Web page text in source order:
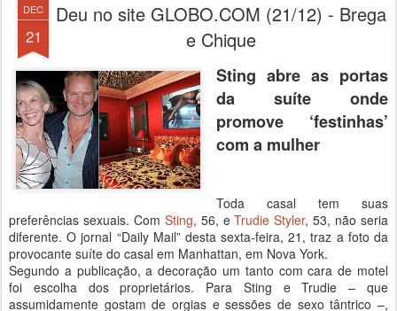
DEC
21
Deu no site GLOBO.COM (21/12) - Brega
e Chique
Sting abre as portas
da suíte onde
promove ‘festinhas’
com a mulher
Toda casal tem suas
preferências sexuais. Com Sting, 56, eTrudie Styler, 53, não seria
diferente. O jornal “Daily Mail” desta sexta-feira, 21, traz a foto da
provocante suíte do casal em Manhattan, em Nova York.
Segundo a publicação, a decoração um tanto com cara de motel
foi escolha dos proprietários. Para Sting e Trudie – que
assumidamente gostam de orgias e sessões de sexo tântrico –,